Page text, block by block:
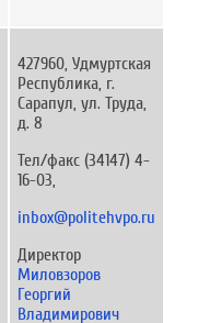
427960, Удмуртская
Республика, г.
Сарапул, ул. Труда,
д. 8
Тел/факс (34147) 4-
16-03,
inbox@politehvpo.ru
Директор
Миловзоров
Георгий
Владимирович